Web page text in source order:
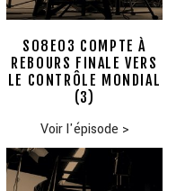
S08E03 COMPTE À
REBOURS FINALE VERS
LE CONTRÔLE MONDIAL
(3)
Voir l'épisode >